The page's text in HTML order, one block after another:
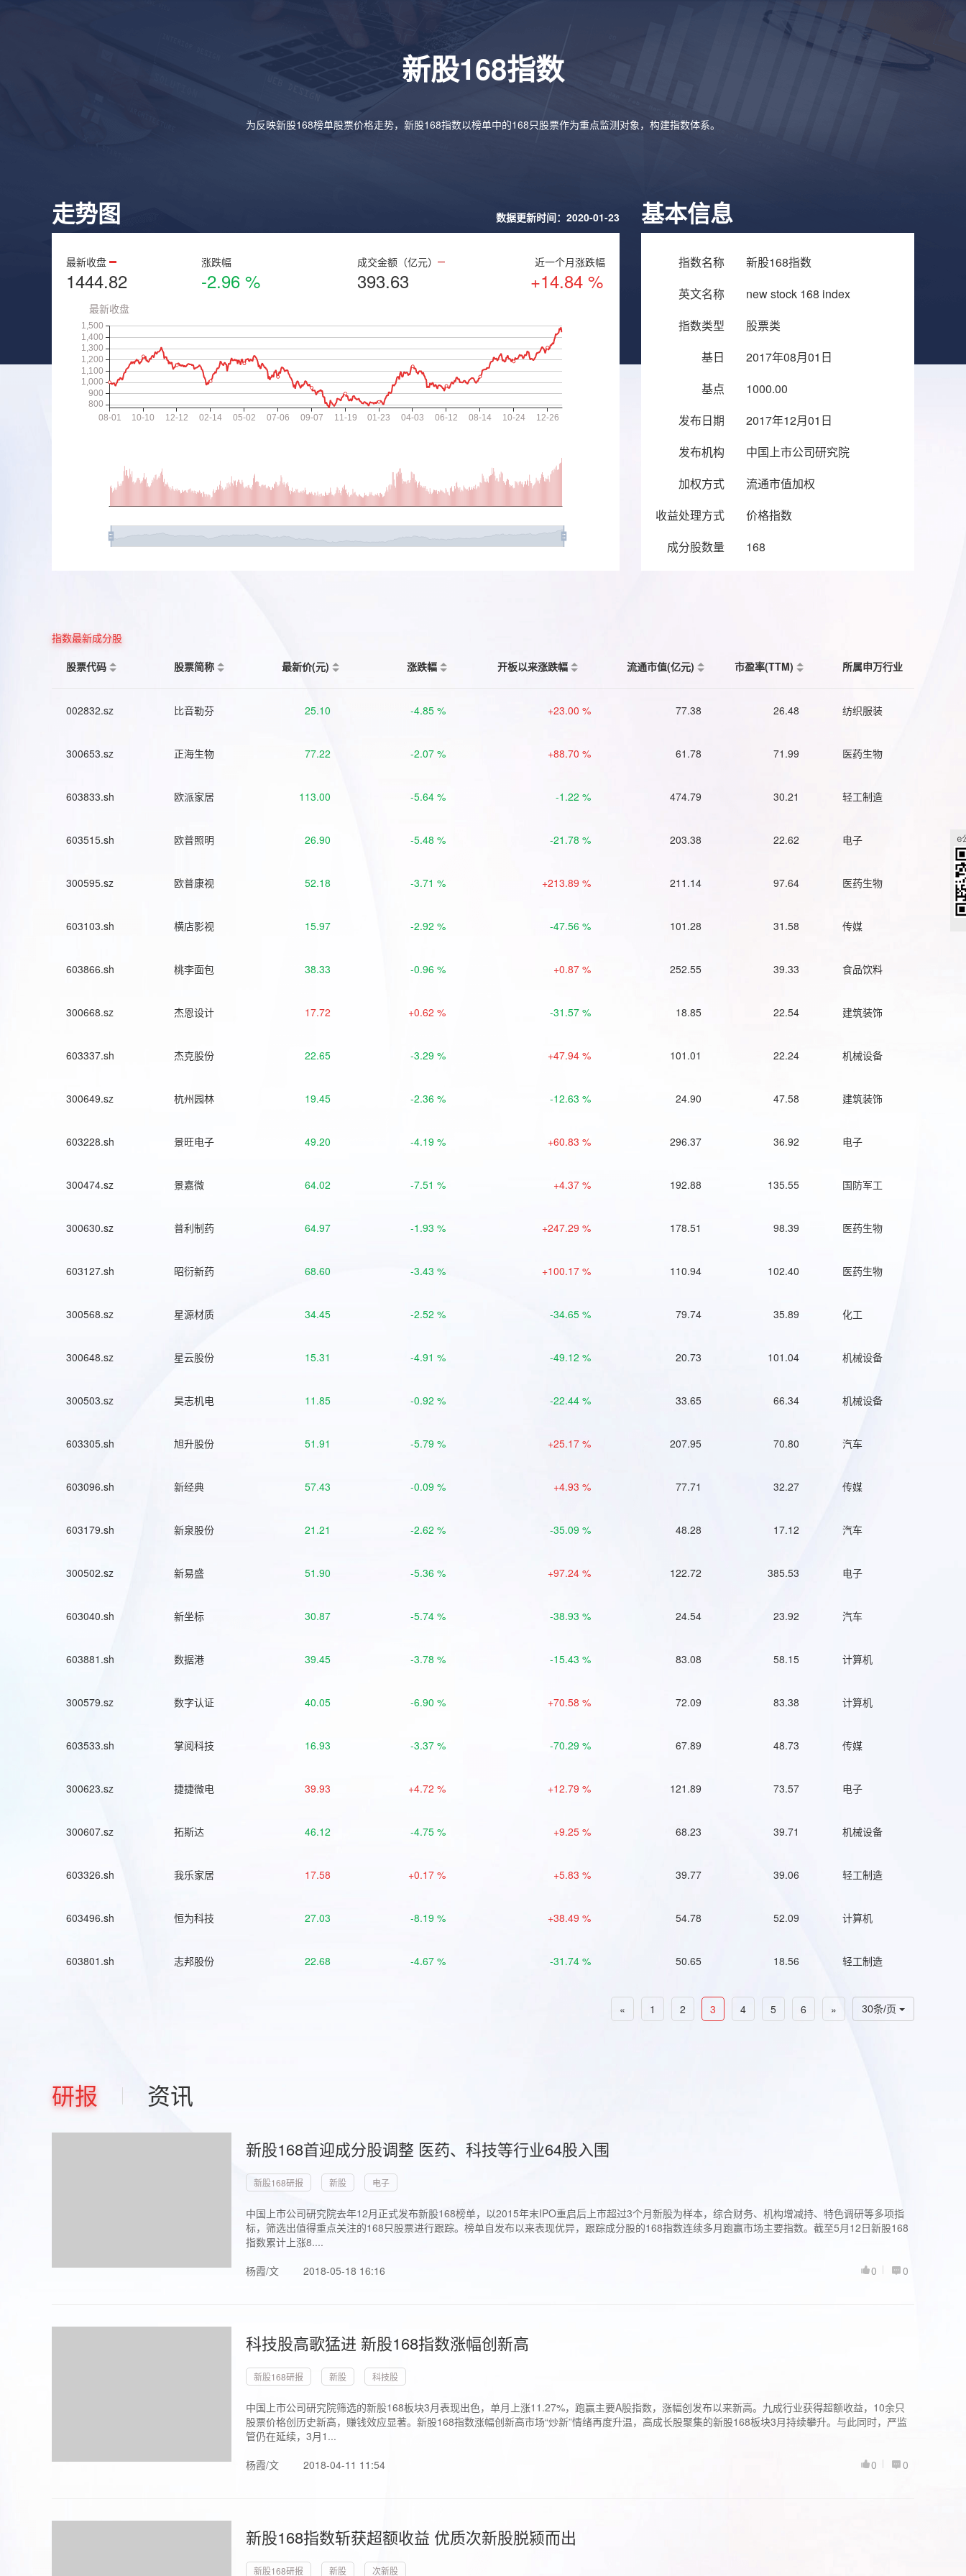
新股168指数
为反映新股168榜单股票价格走势，新股168指数以榜单中的168只股票作为重点监测对象，构建指数体系。
走势图 数据更新时间：2020-01-23
最新收盘
1444.82
涨跌幅
-2.96 %
成交金额（亿元）
393.63
近一个月涨跌幅
+14.84 %
基本信息
指数名称
新股168指数
英文名称
new stock 168 index
指数类型
股票类
基日
2017年08月01日
基点
1000.00
发布日期
2017年12月01日
发布机构
中国上市公司研究院
加权方式
流通市值加权
收益处理方式
价格指数
成分股数量
168
指数最新成分股
股票代码
股票简称 最新价(元) 涨跌幅 开板以来涨跌幅 流通市值(亿元) 市盈率(TTM) 所属申万行业
002832.sz 比音勒芬 25.10 -4.85 % +23.00 % 77.38 26.48 纺织服装
300653.sz 正海生物 77.22 -2.07 % +88.70 % 61.78 71.99 医药生物
603833.sh 欧派家居 113.00 -5.64 % -1.22 % 474.79 30.21 轻工制造
603515.sh 欧普照明 26.90 -5.48 % -21.78 % 203.38 22.62 电子
300595.sz 欧普康视 52.18 -3.71 % +213.89 % 211.14 97.64 医药生物
603103.sh 横店影视 15.97 -2.92 % -47.56 % 101.28 31.58 传媒
603866.sh 桃李面包 38.33 -0.96 % +0.87 % 252.55 39.33 食品饮料
300668.sz 杰恩设计 17.72 +0.62 % -31.57 % 18.85 22.54 建筑装饰
603337.sh 杰克股份 22.65 -3.29 % +47.94 % 101.01 22.24 机械设备
300649.sz 杭州园林 19.45 -2.36 % -12.63 % 24.90 47.58 建筑装饰
603228.sh 景旺电子 49.20 -4.19 % +60.83 % 296.37 36.92 电子
300474.sz 景嘉微 64.02 -7.51 % +4.37 % 192.88 135.55 国防军工
300630.sz 普利制药 64.97 -1.93 % +247.29 % 178.51 98.39 医药生物
603127.sh 昭衍新药 68.60 -3.43 % +100.17 % 110.94 102.40 医药生物
300568.sz 星源材质 34.45 -2.52 % -34.65 % 79.74 35.89 化工
300648.sz 星云股份 15.31 -4.91 % -49.12 % 20.73 101.04 机械设备
300503.sz 昊志机电 11.85 -0.92 % -22.44 % 33.65 66.34 机械设备
603305.sh 旭升股份 51.91 -5.79 % +25.17 % 207.95 70.80 汽车
603096.sh 新经典 57.43 -0.09 % +4.93 % 77.71 32.27 传媒
603179.sh 新泉股份 21.21 -2.62 % -35.09 % 48.28 17.12 汽车
300502.sz 新易盛 51.90 -5.36 % +97.24 % 122.72 385.53 电子
603040.sh 新坐标 30.87 -5.74 % -38.93 % 24.54 23.92 汽车
603881.sh 数据港 39.45 -3.78 % -15.43 % 83.08 58.15 计算机
300579.sz 数字认证 40.05 -6.90 % +70.58 % 72.09 83.38 计算机
603533.sh 掌阅科技 16.93 -3.37 % -70.29 % 67.89 48.73 传媒
300623.sz 捷捷微电 39.93 +4.72 % +12.79 % 121.89 73.57 电子
300607.sz 拓斯达 46.12 -4.75 % +9.25 % 68.23 39.71 机械设备
603326.sh 我乐家居 17.58 +0.17 % +5.83 % 39.77 39.06 轻工制造
603496.sh 恒为科技 27.03 -8.19 % +38.49 % 54.78 52.09 计算机
603801.sh 志邦股份 22.68 -4.67 % -31.74 % 50.65 18.56 轻工制造
30条/页
« 1 2 3 4 5 6 »
研报 资讯
新股168首迎成分股调整 医药、科技等行业64股入围
新股168研报 新股 电子
中国上市公司研究院去年12月正式发布新股168榜单，以2015年末IPO重启后上市超过3个月新股为样本，综合财务、机构增减持、特色调研等多项指
标，筛选出值得重点关注的168只股票进行跟踪。榜单自发布以来表现优异，跟踪成分股的168指数连续多月跑赢市场主要指数。截至5月12日新股168
指数累计上涨8....
杨霞/文
2018-05-18 16:16 0
0
科技股高歌猛进 新股168指数涨幅创新高
新股168研报 新股 科技股
中国上市公司研究院筛选的新股168板块3月表现出色，单月上涨11.27%，跑赢主要A股指数，涨幅创发布以来新高。九成行业获得超额收益，10余只
股票价格创历史新高，赚钱效应显著。新股168指数涨幅创新高市场“炒新”情绪再度升温，高成长股聚集的新股168板块3月持续攀升。与此同时，严监
管仍在延续，3月1...
杨霞/文
2018-04-11 11:54 0
0
新股168指数斩获超额收益 优质次新股脱颍而出
新股168研报 新股 次新股